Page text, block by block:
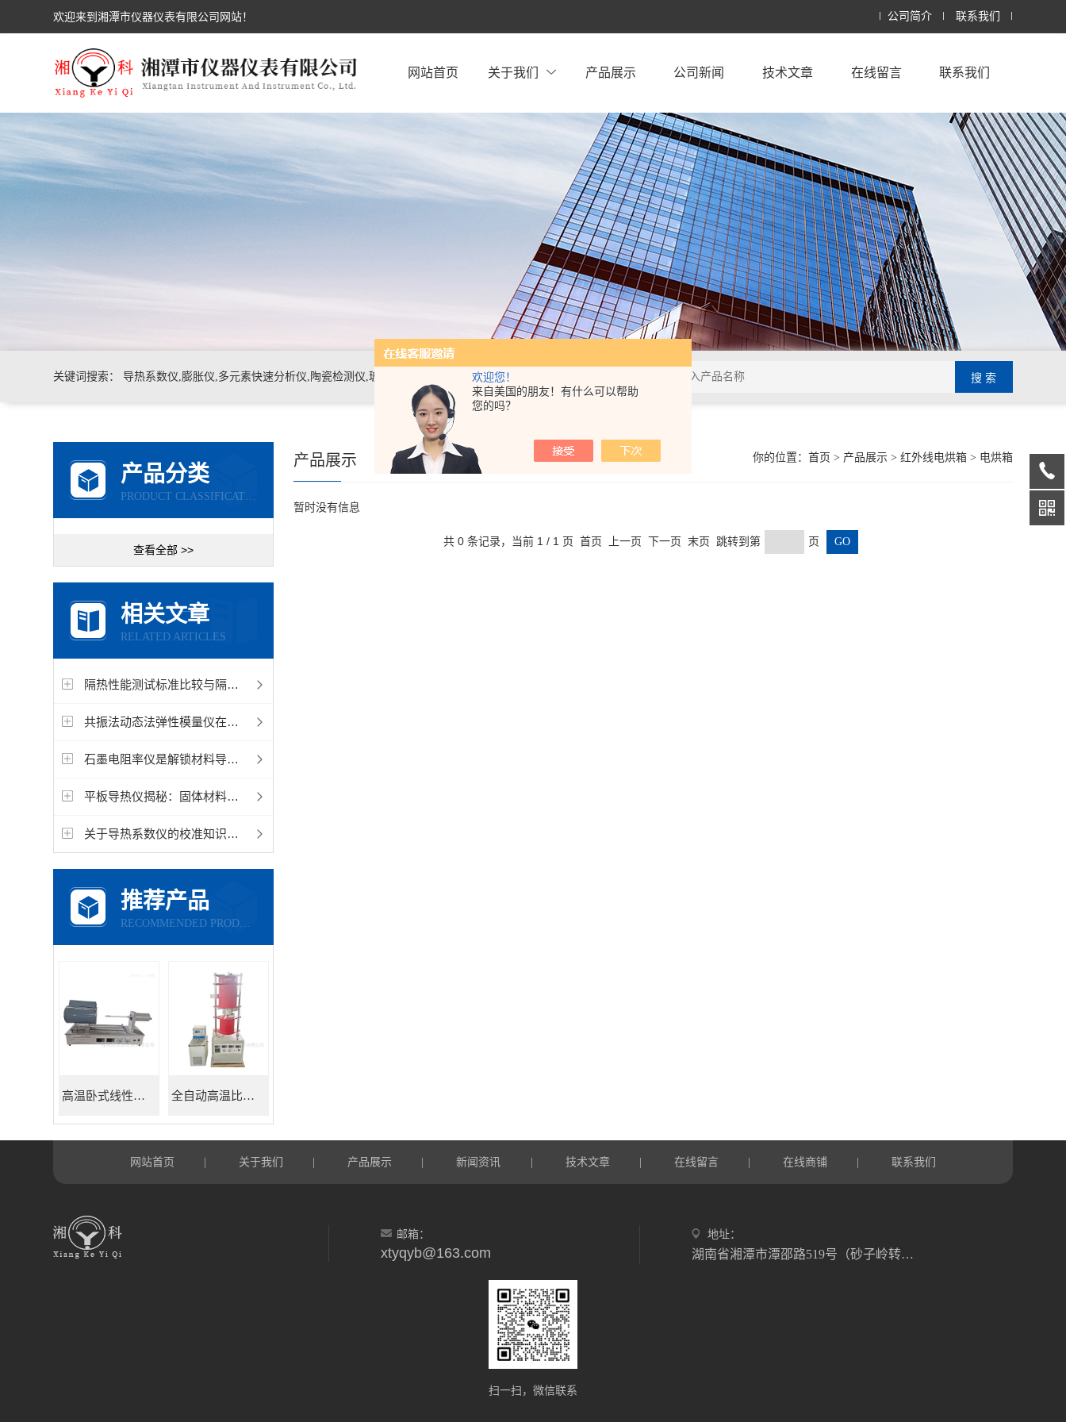
欢迎您！
来自美国的朋友！有什么可以帮助
您的吗？
欢迎来到湘潭市仪器仪表有限公司网站！ 公司简介 联系我们
网站首页 关于我们 产品展示 公司新闻 技术文章 在线留言 联系我们
关键词搜索： 导热系数仪,膨胀仪,多元素快速分析仪,陶瓷检测仪,玻璃耐火材料检测仪，石墨炭素材料检测仪，高温物性仪，研磨机，制样机，实验电炉等
产品分类
PRODUCT CLASSIFICATION
查看全部 >>
相关文章
RELATED ARTICLES
隔热性能测试标准比较与隔热性能测试仪选型指南
共振法动态法弹性模量仪在材料科学研究中的应用
石墨电阻率仪是解锁材料导电性能的精密钥匙
平板导热仪揭秘：固体材料导热系数的精准测定
关于导热系数仪的校准知识，有多少人知道呢？
推荐产品
RECOMMENDED PRODUCTS
高温卧式线性热膨胀系数测定仪 全自动高温比热容测试仪
你的位置： 首页 > 产品展示> 红外线电烘箱> 电烘箱
产品展示
暂时没有信息
共 0 条记录，当前 1 / 1 页 首页 上一页 下一页 末页 跳转到第 页
网站首页 关于我们 产品展示 新闻资讯 技术文章 在线留言 在线商铺 联系我们
邮箱：
xtyqyb@163.com
地址：
湖南省湘潭市潭邵路519号（砂子岭转盘往湘乡方向1.2公里）
扫一扫，微信联系